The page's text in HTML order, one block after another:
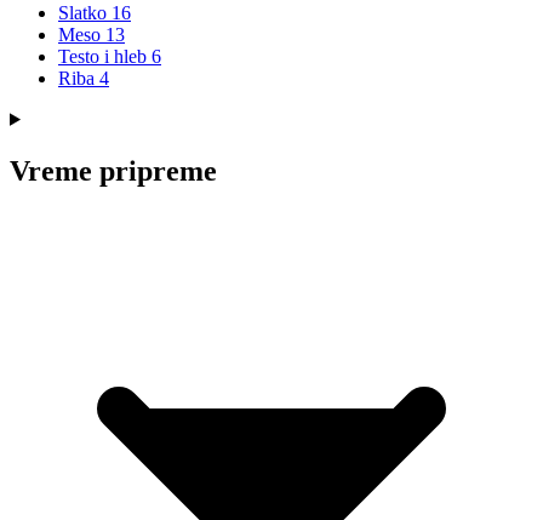
Slatko 16
Meso 13
Testo i hleb 6
Riba 4
Vreme pripreme